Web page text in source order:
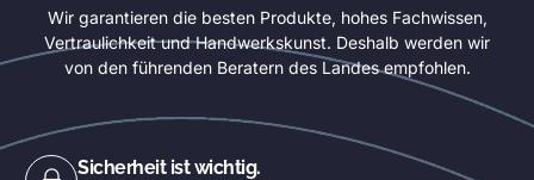
Wir garantieren die besten Produkte, hohes Fachwissen,
Vertraulichkeit und Handwerkskunst. Deshalb werden wir
von den führenden Beratern des Landes empfohlen.
Sicherheit ist wichtig.